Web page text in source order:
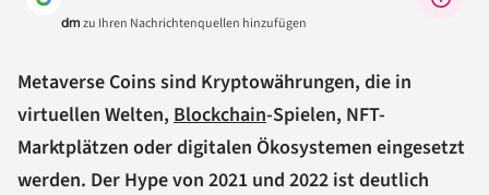
dmzu Ihren Nachrichtenquellen hinzufügen
Metaverse Coins sind Kryptowährungen, die in
virtuellen Welten, Blockchain-Spielen, NFT-
Marktplätzen oder digitalen Ökosystemen eingesetzt
werden. Der Hype von 2021 und 2022 ist deutlich